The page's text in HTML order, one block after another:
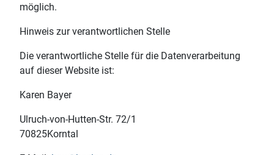
möglich.
Hinweis zur verantwortlichen Stelle
Die verantwortliche Stelle für die Datenverarbeitung
auf dieser Website ist:
Karen Bayer
Ulruch-von-Hutten-Str. 72/1
70825Korntal